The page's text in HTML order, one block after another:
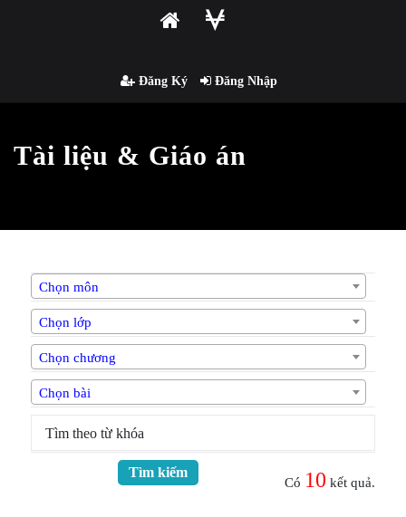
Đăng Ký Đăng Nhập
Tài liệu & Giáo án
Chọn môn
Chọn lớp
Chọn chương
Chọn bài
Tìm kiếm
Có 10 kết quả.